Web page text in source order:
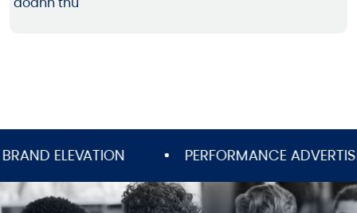
ELEVATION PERFORMANCE ADVERTISING